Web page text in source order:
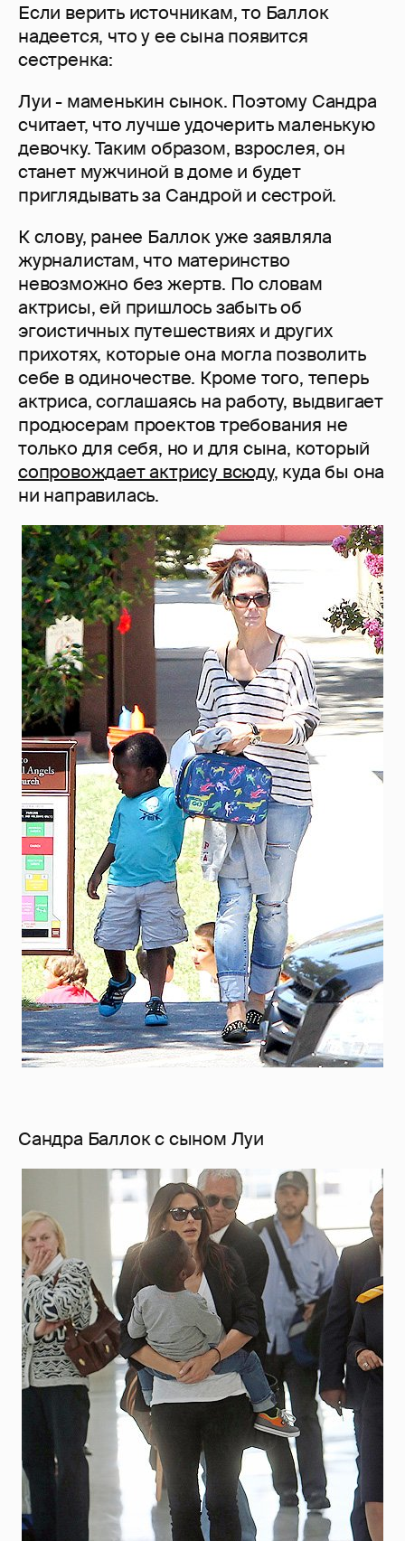
Если верить источникам, то Баллок
надеется, что у ее сына появится
сестренка:
Луи - маменькин сынок. Поэтому Сандра
считает, что лучше удочерить маленькую
девочку. Таким образом, взрослея, он
станет мужчиной в доме и будет
приглядывать за Сандрой и сестрой.
К слову, ранее Баллок уже заявляла
журналистам, что материнство
невозможно без жертв. По словам
актрисы, ей пришлось забыть об
эгоистичных путешествиях и других
прихотях, которые она могла позволить
себе в одиночестве. Кроме того, теперь
актриса, соглашаясь на работу, выдвигает
продюсерам проектов требования не
только для себя, но и для сына, который
сопровождает актрису всюду, куда бы она
ни направилась.
Сандра Баллок с сыном Луи